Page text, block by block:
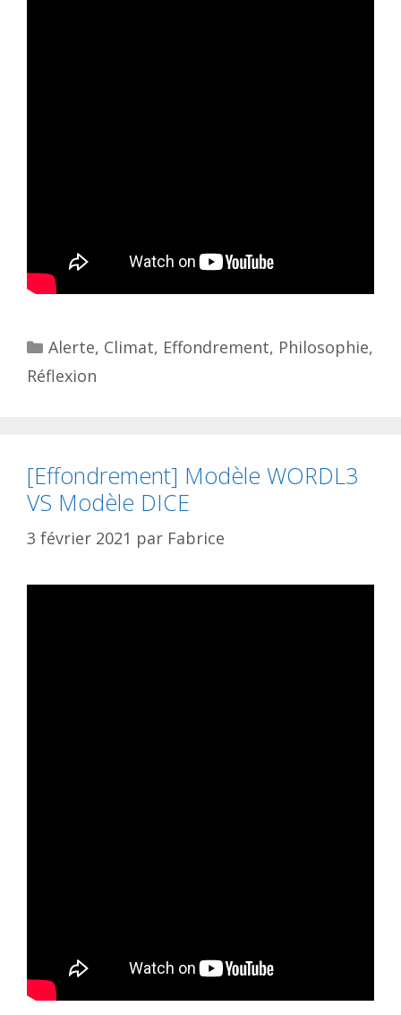
Catégories
Alerte, Climat, Effondrement, Philosophie,
Réflexion
[Effondrement] Modèle WORDL3
VS Modèle DICE
3 février 2021 par Fabrice